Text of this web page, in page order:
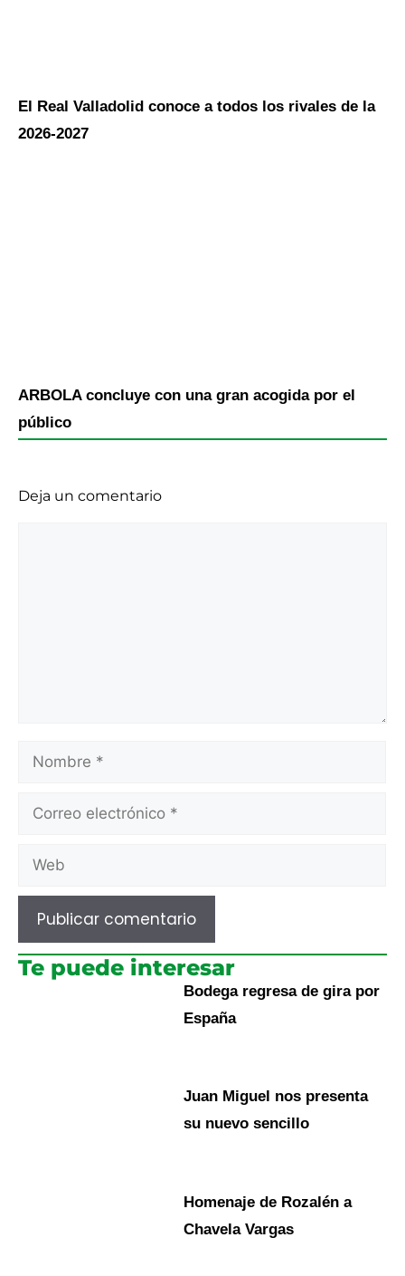
El Real Valladolid conoce a todos los rivales de la
2026-2027
ARBOLA concluye con una gran acogida por el
público
Deja un comentario
Te puede interesar
Bodega regresa de gira por
España
Juan Miguel nos presenta
su nuevo sencillo
Homenaje de Rozalén a
Chavela Vargas